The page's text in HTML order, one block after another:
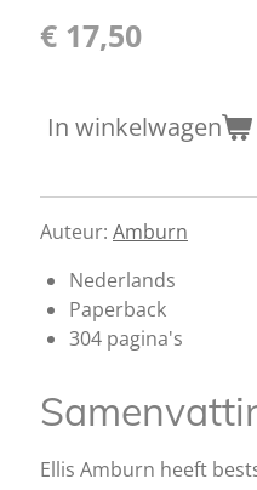
€ 17,50
In winkelwagen
Auteur: Amburn
Nederlands
Paperback
304 pagina's
Ellis Amburn heeft